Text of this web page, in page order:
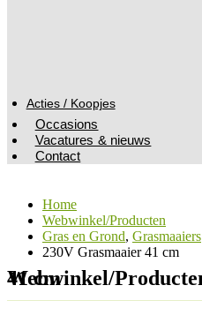
Acties / Koopjes
Occasions
Vacatures & nieuws
Contact
Home
Webwinkel/Producten
Gras en Grond, Grasmaaiers
230V Grasmaaier 41 cm
Webwinkel/Producten - 230V Grasmaaier 41 cm